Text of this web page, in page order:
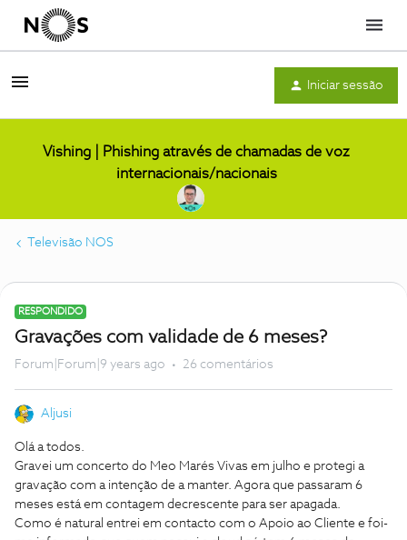
Menu
Iniciar sessão
Vishing | Phishing através de chamadas de voz
internacionais/nacionais
Televisão NOS
RESPONDIDO
Gravações com validade de 6 meses?
Forum|Forum|9 years ago 26 comentários
Aljusi
Olá a todos.
Gravei um concerto do Meo Marés Vivas em julho e protegi a
gravação com a intenção de a manter. Agora que passaram 6
meses está em contagem decrescente para ser apagada.
Como é natural entrei em contacto com o Apoio ao Cliente e foi-